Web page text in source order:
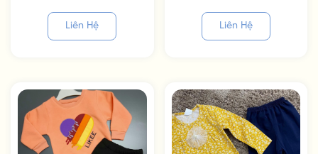
Liên Hệ Liên Hệ